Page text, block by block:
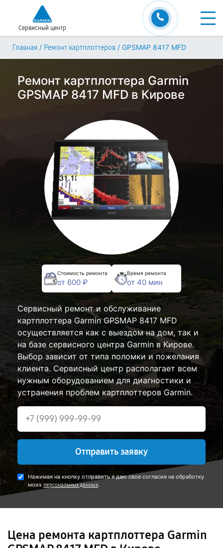
Сервисный центр
Главная / Ремонт картплоттеров / GPSMAP 8417 MFD
Ремонт картплоттера Garmin
GPSMAP 8417 MFD в Кирове
Стоимость ремонта
от 600 ₽
Время ремонта
от 40 мин
Сервисный ремонт и обслуживание
картплоттера Garmin GPSMAP 8417 MFD
осуществляется как с выездом на дом, так и
на базе сервисного центра Garmin в Кирове.
Выбор зависит от типа поломки и пожелания
клиента. Сервисный центр располагает всем
нужным оборудованием для диагностики и
устранения проблем картплоттеров Garmin.
Отправить заявку
Нажимая на кнопку отправить я даю свое согласие на обработку
моих персональных данных.
Цена ремонта картплоттера Garmin